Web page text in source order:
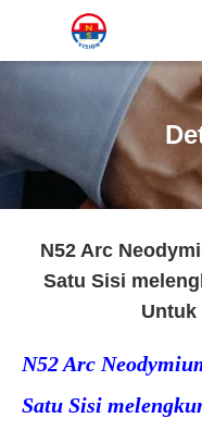
N52 Arc
Satu Sisi
Untuk
N52 Arc
Satu Sisi